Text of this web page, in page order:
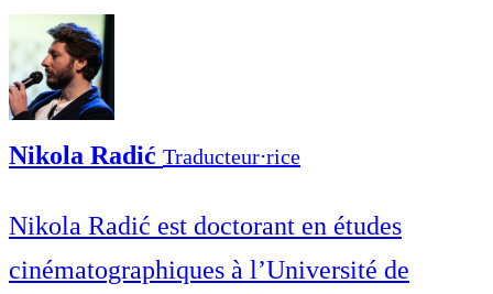
Nikola Radić Traducteur⋅rice
Nikola Radić est doctorant en études
cinématographiques à l’Université de